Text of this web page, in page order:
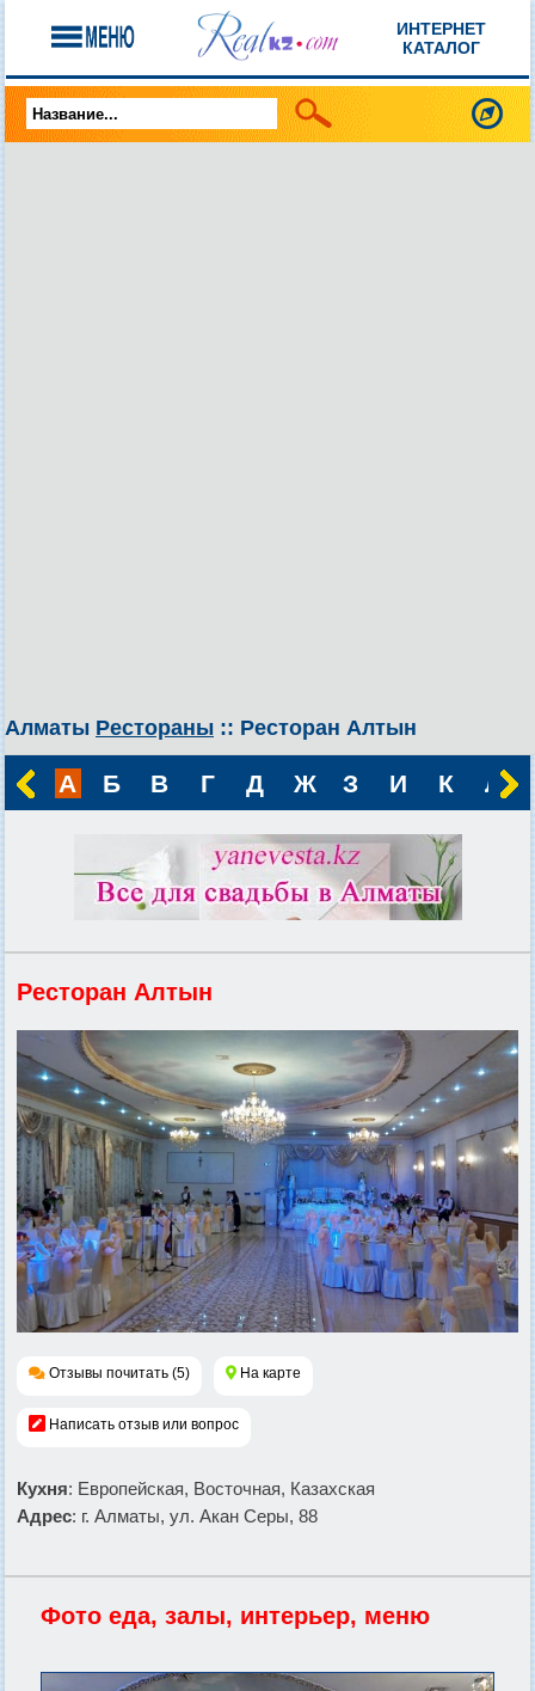
ИНТЕРНЕТ
КАТАЛОГ
Алматы Рестораны :: Ресторан Алтын
А Б В Г Д Ж З И К Л
Ресторан Алтын
Отзывы почитать (5) На карте
Написать отзыв или вопрос
Кухня: Европейская, Восточная, Казахская
Адрес: г. Алматы, ул. Акан Серы, 88
Фото еда, залы, интерьер, меню